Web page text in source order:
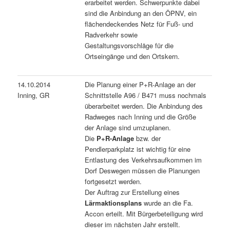
erarbeitet werden. Schwerpunkte dabei
sind die Anbindung an den ÖPNV, ein
flächendeckendes Netz für Fuß- und
Radverkehr sowie
Gestaltungsvorschläge für die
Ortseingänge und den Ortskern.
14.10.2014
Inning, GR
Die Planung einer P+R-Anlage an der
Schnittstelle A96 / B471 muss nochmals
überarbeitet werden. Die Anbindung des
Radweges nach Inning und die Größe
der Anlage sind umzuplanen.
Die P+R-Anlage bzw. der
Pendlerparkplatz ist wichtig für eine
Entlastung des Verkehrsaufkommen im
Dorf Deswegen müssen die Planungen
fortgesetzt werden.
Der Auftrag zur Erstellung eines
Lärmaktionsplans wurde an die Fa.
Accon erteilt. Mit Bürgerbeteiligung wird
dieser im nächsten Jahr erstellt.